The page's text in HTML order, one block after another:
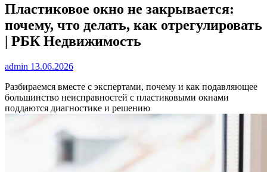
Пластиковое окно не закрывается:
почему, что делать, как отрегулировать
| РБК Недвижимость
admin 13.06.2026
Разбираемся вместе с экспертами, почему и как подавляющее
большинство неисправностей с пластиковыми окнами
поддаются диагностике и решению